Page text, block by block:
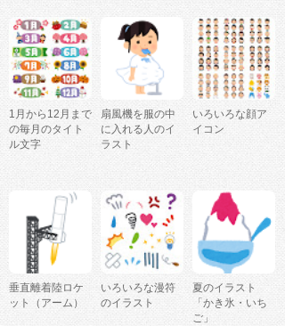
1月から12月まで
の毎月のタイト
ル文字
扇風機を服の中
に入れる人のイ
ラスト
いろいろな顔ア
イコン
垂直離着陸ロケ
ット（アーム）
いろいろな漫符
のイラスト
夏のイラスト
「かき氷・いち
ご」